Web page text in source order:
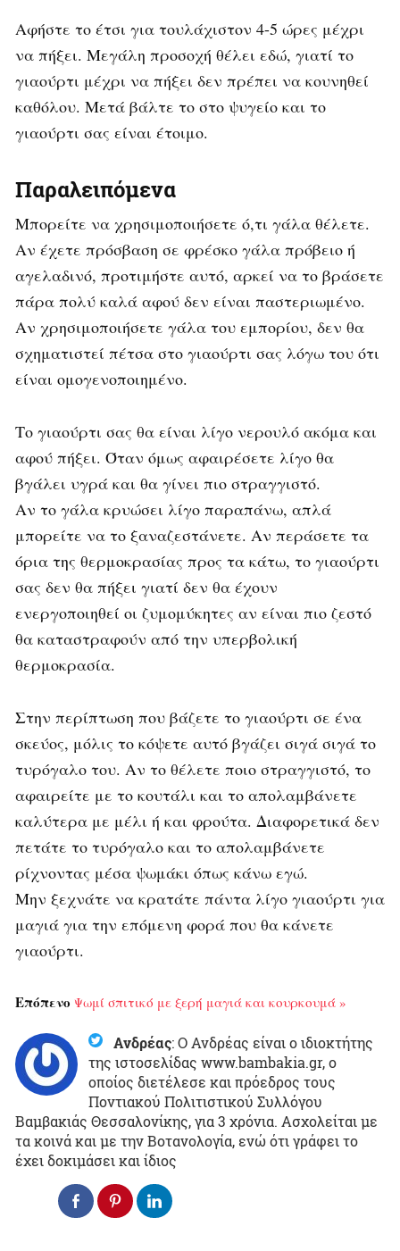
Αφήστε το έτσι για τουλάχιστον 4-5 ώρες μέχρι
να πήξει. Μεγάλη προσοχή θέλει εδώ, γιατί το
γιαούρτι μέχρι να πήξει δεν πρέπει να κουνηθεί
καθόλου. Μετά βάλτε το στο ψυγείο και το
γιαούρτι σας είναι έτοιμο.
Παραλειπόμενα
Μπορείτε να χρησιμοποιήσετε ό,τι γάλα θέλετε.
Αν έχετε πρόσβαση σε φρέσκο γάλα πρόβειο ή
αγελαδινό, προτιμήστε αυτό, αρκεί να το βράσετε
πάρα πολύ καλά αφού δεν είναι παστεριωμένο.
Αν χρησιμοποιήσετε γάλα του εμπορίου, δεν θα
σχηματιστεί πέτσα στο γιαούρτι σας λόγω του ότι
είναι ομογενοποιημένο.
Το γιαούρτι σας θα είναι λίγο νερουλό ακόμα και
αφού πήξει. Όταν όμως αφαιρέσετε λίγο θα
βγάλει υγρά και θα γίνει πιο στραγγιστό.
Αν το γάλα κρυώσει λίγο παραπάνω, απλά
μπορείτε να το ξαναζεστάνετε. Αν περάσετε τα
όρια της θερμοκρασίας προς τα κάτω, το γιαούρτι
σας δεν θα πήξει γιατί δεν θα έχουν
ενεργοποιηθεί οι ζυμομύκητες αν είναι πιο ζεστό
θα καταστραφούν από την υπερβολική
θερμοκρασία.
Στην περίπτωση που βάζετε το γιαούρτι σε ένα
σκεύος, μόλις το κόψετε αυτό βγάζει σιγά σιγά το
τυρόγαλο του. Αν το θέλετε ποιο στραγγιστό, το
αφαιρείτε με το κουτάλι και το απολαμβάνετε
καλύτερα με μέλι ή και φρούτα. Διαφορετικά δεν
πετάτε το τυρόγαλο και το απολαμβάνετε
ρίχνοντας μέσα ψωμάκι όπως κάνω εγώ.
Μην ξεχνάτε να κρατάτε πάντα λίγο γιαούρτι για
μαγιά για την επόμενη φορά που θα κάνετε
γιαούρτι.
Επόπενο Ψωμί σπιτικό με ξερή μαγιά και κουρκουμά »
Ανδρέας:Ο Ανδρέας είναι ο ιδιοκτήτης
της ιστοσελίδας www.bambakia.gr, ο
οποίος διετέλεσε και πρόεδρος τους
Ποντιακού Πολιτιστικού Συλλόγου
Βαμβακιάς Θεσσαλονίκης, για 3 χρόνια. Ασχολείται με
τα κοινά και με την Βοτανολογία, ενώ ότι γράφει το
έχει δοκιμάσει και ίδιος